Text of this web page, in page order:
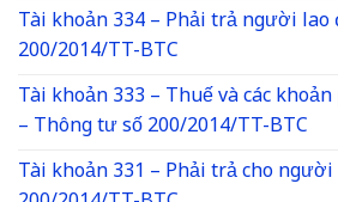
Tài khoản 334 – Phải trả người
200/2014/TT-BTC
Tài khoản 333 – Thuế và các
– Thông tư số 200/2014/TT-BTC
Tài khoản 331 – Phải trả cho